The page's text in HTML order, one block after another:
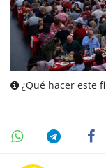
¿Qué hacer este